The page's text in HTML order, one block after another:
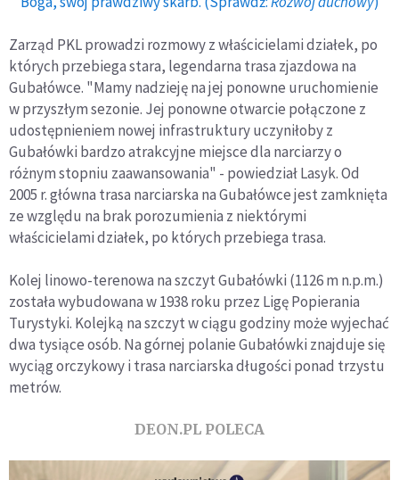
Zarząd PKL prowadzi rozmowy z właścicielami działek, po
których przebiega stara, legendarna trasa zjazdowa na
Gubałówce. "Mamy nadzieję na jej ponowne uruchomienie
w przyszłym sezonie. Jej ponowne otwarcie połączone z
udostępnieniem nowej infrastruktury uczyniłoby z
Gubałówki bardzo atrakcyjne miejsce dla narciarzy o
różnym stopniu zaawansowania" - powiedział Lasyk. Od
2005 r. główna trasa narciarska na Gubałówce jest zamknięta
ze względu na brak porozumienia z niektórymi
właścicielami działek, po których przebiega trasa.
Kolej linowo-terenowa na szczyt Gubałówki (1126 m n.p.m.)
została wybudowana w 1938 roku przez Ligę Popierania
Turystyki. Kolejką na szczyt w ciągu godziny może wyjechać
dwa tysiące osób. Na górnej polanie Gubałówki znajduje się
wyciąg orczykowy i trasa narciarska długości ponad trzystu
metrów.
DEON.PL POLECA